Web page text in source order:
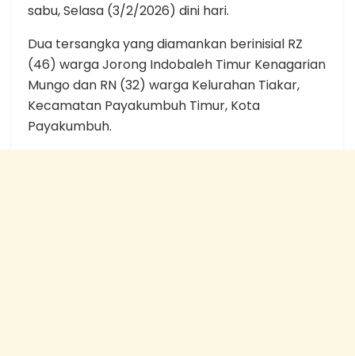
sabu, Selasa (3/2/2026) dini hari.
Dua tersangka yang diamankan berinisial RZ
(46) warga Jorong Indobaleh Timur Kenagarian
Mungo dan RN (32) warga Kelurahan Tiakar,
Kecamatan Payakumbuh Timur, Kota
Payakumbuh.